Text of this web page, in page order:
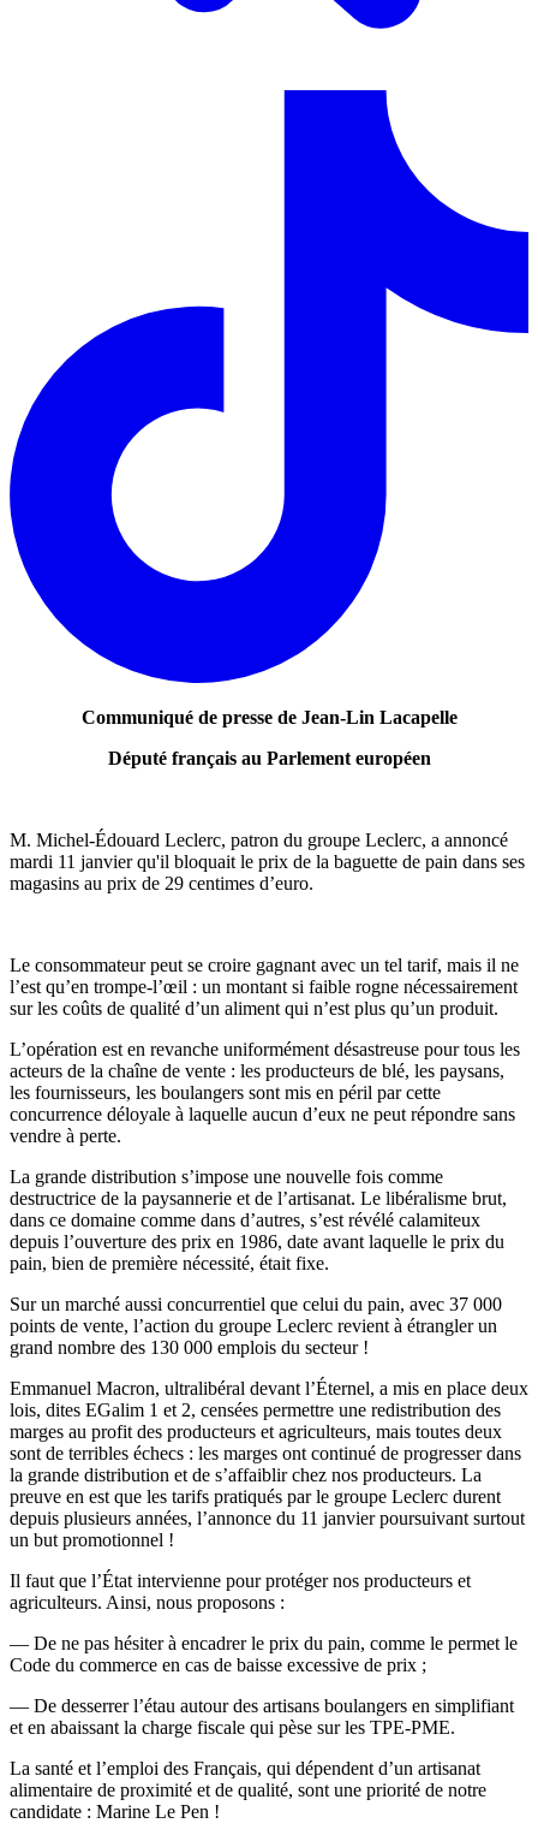
Communiqué de presse de Jean-Lin Lacapelle
Député français au Parlement européen
M. Michel-Édouard Leclerc, patron du groupe Leclerc, a annoncé
mardi 11 janvier qu'il bloquait le prix de la baguette de pain dans ses
magasins au prix de 29 centimes d’euro.
Le consommateur peut se croire gagnant avec un tel tarif, mais il ne
l’est qu’en trompe-l’œil : un montant si faible rogne nécessairement
sur les coûts de qualité d’un aliment qui n’est plus qu’un produit.
L’opération est en revanche uniformément désastreuse pour tous les
acteurs de la chaîne de vente : les producteurs de blé, les paysans,
les fournisseurs, les boulangers sont mis en péril par cette
concurrence déloyale à laquelle aucun d’eux ne peut répondre sans
vendre à perte.
La grande distribution s’impose une nouvelle fois comme
destructrice de la paysannerie et de l’artisanat. Le libéralisme brut,
dans ce domaine comme dans d’autres, s’est révélé calamiteux
depuis l’ouverture des prix en 1986, date avant laquelle le prix du
pain, bien de première nécessité, était fixe.
Sur un marché aussi concurrentiel que celui du pain, avec 37 000
points de vente, l’action du groupe Leclerc revient à étrangler un
grand nombre des 130 000 emplois du secteur !
Emmanuel Macron, ultralibéral devant l’Éternel, a mis en place deux
lois, dites EGalim 1 et 2, censées permettre une redistribution des
marges au profit des producteurs et agriculteurs, mais toutes deux
sont de terribles échecs : les marges ont continué de progresser dans
la grande distribution et de s’affaiblir chez nos producteurs. La
preuve en est que les tarifs pratiqués par le groupe Leclerc durent
depuis plusieurs années, l’annonce du 11 janvier poursuivant surtout
un but promotionnel !
Il faut que l’État intervienne pour protéger nos producteurs et
agriculteurs. Ainsi, nous proposons :
— De ne pas hésiter à encadrer le prix du pain, comme le permet le
Code du commerce en cas de baisse excessive de prix ;
— De desserrer l’étau autour des artisans boulangers en simplifiant
et en abaissant la charge fiscale qui pèse sur les TPE-PME.
La santé et l’emploi des Français, qui dépendent d’un artisanat
alimentaire de proximité et de qualité, sont une priorité de notre
candidate : Marine Le Pen !